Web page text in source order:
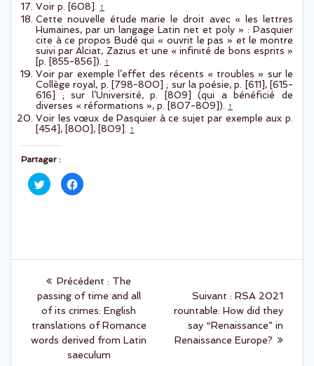
Voir p. [608]. ↑
Cette nouvelle étude marie le droit avec « les lettres
Humaines, par un langage Latin net et poly » : Pasquier
cite à ce propos Budé qui « ouvrit le pas » et le montre
suivi par Alciat, Zazius et une « infinité de bons esprits »
[p. [855-856]). ↑
Voir par exemple l’effet des récents « troubles » sur le
Collège royal, p. [798-800] ; sur la poésie, p. [611], [615-
616] ; sur l’Université, p. [809] (qui a bénéficié de
diverses « réformations », p. [807-809]). ↑
Voir les vœux de Pasquier à ce sujet par exemple aux p.
[454], [800], [809]. ↑
Partager :
C
l
u
a
t
a
g
e
s
C
l
u
p
a
t
a
g
e
s
r
Navigation
de
l’article
Précédent : Article
précédent
:
The
passing of time and all
of its crimes: English
translations of Romance
words derived from Latin
saeculum
Suivant : Article
suivant
:
RSA 2021
rountable: How did they
say “Renaissance” in
Renaissance Europe?